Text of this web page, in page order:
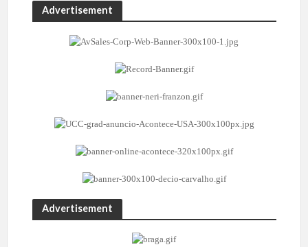
Advertisement
Advertisement